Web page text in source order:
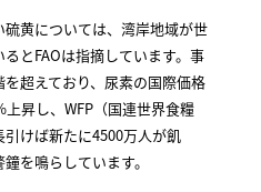
黄については、湾岸地域が世
とFAOは指摘しています。事
超えており、尿素の国際価格
昇し、WFP（国連世界食糧
けば新たに4500万人が飢
を鳴らしています。